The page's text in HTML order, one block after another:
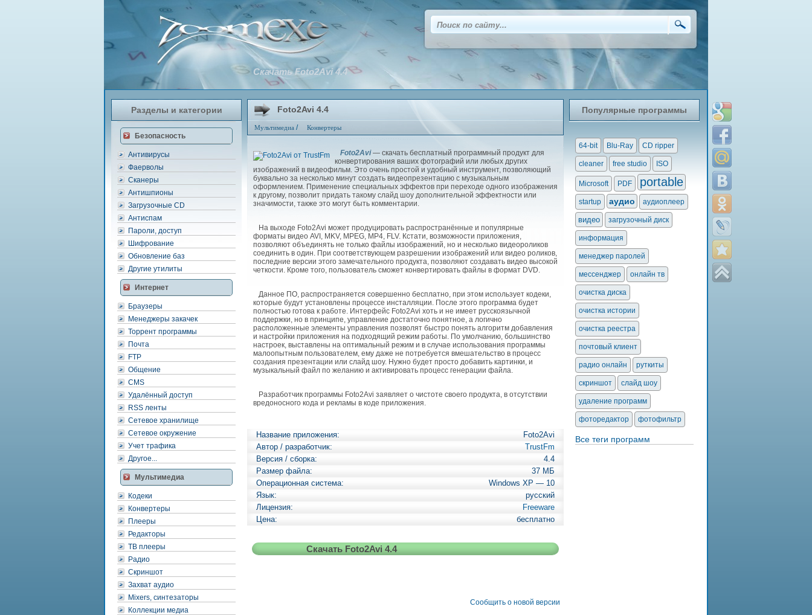
Разделы и категории
Безопасность
Антивирусы
Фаерволы
Сканеры
Антишпионы
Загрузочные CD
Антиспам
Пароли, доступ
Шифрование
Обновление баз
Другие утилиты
Интернет
Браузеры
Менеджеры закачек
Торрент программы
Почта
FTP
Общение
CMS
Удалённый доступ
RSS ленты
Сетевое хранилище
Сетевое окружение
Учет трафика
Другое...
Мультимедиа
Кодеки
Конвертеры
Плееры
Редакторы
ТВ плееры
Радио
Скриншот
Захват аудио
Mixers, синтезаторы
Коллекции медиа
Foto2Avi 4.4
Мультимедиа / Конвертеры
Скачать Foto2Avi 4.4
Foto2Avi— скачать бесплатный программный продукт для
конвертирования ваших фотографий или любых других
изображений в видеофильм. Это очень простой и удобный инструмент, позволяющий
буквально за несколько минут создать видеопрезентацию с музыкальным
оформлением. Применение специальных эффектов при переходе одного изображения
к другому, позволит придать такому слайд шоу дополнительной эффектности или
значимости, также это могут быть комментарии.
На выходе Foto2Avi может продуцировать распространённые и популярные
форматы видео AVI, MKV, MPEG, MP4, FLV. Кстати, возможности приложения,
позволяют объединять не только файлы изображений, но и несколько видеороликов
соединить в один. При соответствующем разрешении изображений или видео роликов,
последние версии этого замечательного продукта, позволяют создавать видео высокой
четкости. Кроме того, пользователь сможет конвертировать файлы в формат DVD.
Данное ПО, распространяется совершенно бесплатно, при этом использует кодеки,
которые будут установлены процессе инсталляции. После этого программа будет
полностью готова к работе. Интерфейс Foto2Avi хоть и не имеет русскоязычной
поддержки, но в принципе, управление достаточно понятное, а логично
расположенные элементы управления позволят быстро понять алгоритм добавления
и настройки приложения на подходящий режим работы. По умолчанию, большинство
настроек, выставлены на оптимальный режим и в случае использования программы
малоопытным пользователем, ему даже не потребуется вмешательство в процесс
создания презентации или слайд шоу. Нужно будет просто добавить картинки, и
музыкальный файл по желанию и активировать процесс генерации файла.
Разработчик программы Foto2Avi заявляет о чистоте своего продукта, в отсутствии
вредоносного кода и рекламы в коде приложения.
Название приложения:
Foto2Avi
Автор / разработчик:
TrustFm
Версия / сборка:
4.4
Размер файла:
37 МБ
Операционная система:
Windows XP — 10
Язык:
русский
Лицензия:
Freeware
Цена:
бесплатно
Скачать Foto2Avi 4.4
Сообщить о новой версии
Популярные программы
64-bit Blu-Ray CD ripper
cleaner free studio ISO
Microsoft PDF portable
startup аудио аудиоплеер
видео загрузочный диск
информация
менеджер паролей
мессенджер онлайн тв
очистка диска
очистка истории
очистка реестра
почтовый клиент
радио онлайн руткиты
скриншот слайд шоу
удаление программ
фоторедактор фотофильтр
Все теги программ